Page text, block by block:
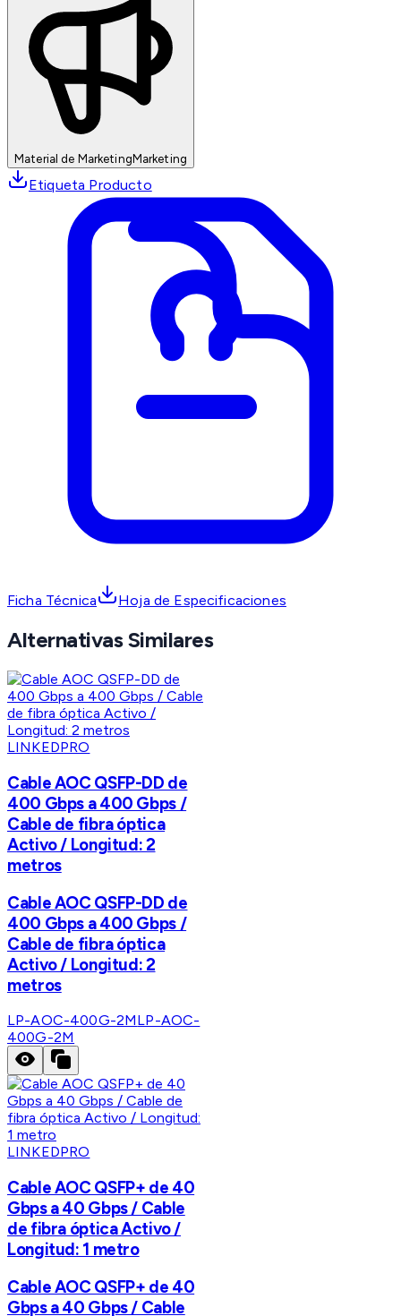
Material de MarketingMarketing
Etiqueta Producto
Ficha Técnica Hoja de Especificaciones
Alternativas Similares
LINKEDPRO
Cable AOC QSFP-DD de
400 Gbps a 400 Gbps /
Cable de fibra óptica
Activo / Longitud: 2
metros
Cable AOC QSFP-DD de
400 Gbps a 400 Gbps /
Cable de fibra óptica
Activo / Longitud: 2
metros
LP-AOC-400G-2MLP-AOC-
400G-2M
LINKEDPRO
Cable AOC QSFP+ de 40
Gbps a 40 Gbps / Cable
de fibra óptica Activo /
Longitud: 1 metro
Cable AOC QSFP+ de 40
Gbps a 40 Gbps / Cable